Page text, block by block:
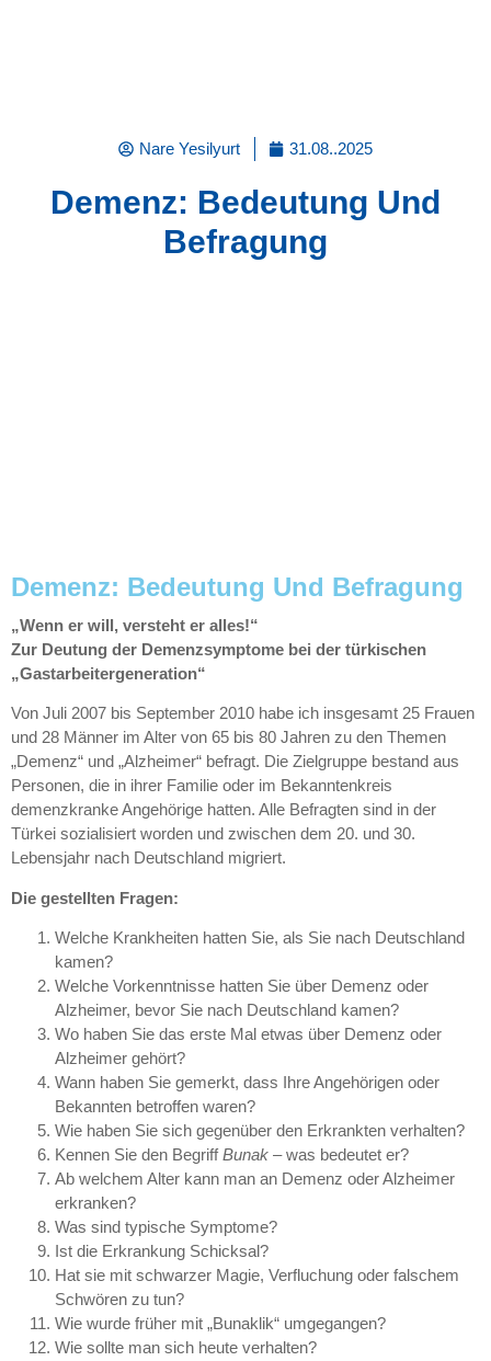
Nare Yesilyurt 31.08..2025
Demenz: Bedeutung Und
Befragung
Demenz: Bedeutung Und Befragung
„Wenn er will, versteht er alles!“
Zur Deutung der Demenzsymptome bei der türkischen
„Gastarbeitergeneration“
Von Juli 2007 bis September 2010 habe ich insgesamt 25 Frauen
und 28 Männer im Alter von 65 bis 80 Jahren zu den Themen
„Demenz“ und „Alzheimer“ befragt. Die Zielgruppe bestand aus
Personen, die in ihrer Familie oder im Bekanntenkreis
demenzkranke Angehörige hatten. Alle Befragten sind in der
Türkei sozialisiert worden und zwischen dem 20. und 30.
Lebensjahr nach Deutschland migriert.
Die gestellten Fragen:
Welche Krankheiten hatten Sie, als Sie nach Deutschland
kamen?
Welche Vorkenntnisse hatten Sie über Demenz oder
Alzheimer, bevor Sie nach Deutschland kamen?
Wo haben Sie das erste Mal etwas über Demenz oder
Alzheimer gehört?
Wann haben Sie gemerkt, dass Ihre Angehörigen oder
Bekannten betroffen waren?
Wie haben Sie sich gegenüber den Erkrankten verhalten?
Kennen Sie den BegriffBunak – was bedeutet er?
Ab welchem Alter kann man an Demenz oder Alzheimer
erkranken?
Was sind typische Symptome?
Ist die Erkrankung Schicksal?
Hat sie mit schwarzer Magie, Verfluchung oder falschem
Schwören zu tun?
Wie wurde früher mit „Bunaklik“ umgegangen?
Wie sollte man sich heute verhalten?